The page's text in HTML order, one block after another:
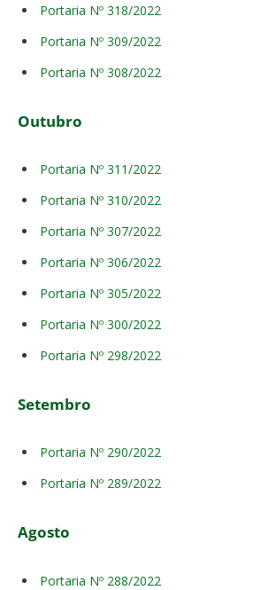
Portaria Nº 318/2022
Portaria Nº 309/2022
Portaria Nº 308/2022
Outubro
Portaria Nº 311/2022
Portaria Nº 310/2022
Portaria Nº 307/2022
Portaria Nº 306/2022
Portaria Nº 305/2022
Portaria Nº 300/2022
Portaria Nº 298/2022
Setembro
Portaria Nº 290/2022
Portaria Nº 289/2022
Agosto
Portaria Nº 288/2022